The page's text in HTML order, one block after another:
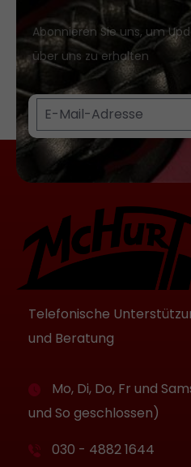
Abonnieren Sie uns, um
über uns zu erhalten
Telefonische
und Beratung
Mo, Di, Do, Fr und
und So geschlossen)
030 - 4882 1644